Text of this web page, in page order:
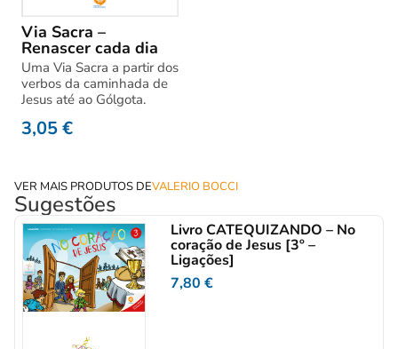
Via Sacra –
Renascer cada dia
Uma Via Sacra a partir dos
verbos da caminhada de
Jesus até ao Gólgota.
3,05€
VER MAIS PRODUTOS DEVALERIO BOCCI
Sugestões
Livro CATEQUIZANDO – No
coração de Jesus [3º –
Ligações]
7,80€